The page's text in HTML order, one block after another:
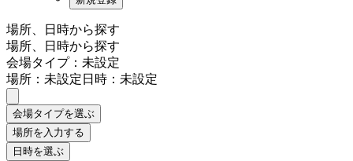
場所、日時から探す
場所、日時から探す
会場タイプ：未設定
場所：未設定日時：未設定
会場タイプを選ぶ
場所を入力する
日時を選ぶ